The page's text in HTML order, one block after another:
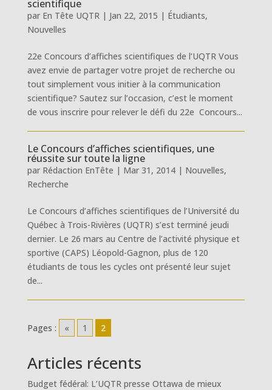
scientifique
par En Tête UQTR| Jan 22, 2015 | Étudiants,
Nouvelles
22e Concours d’affiches scientifiques de l’UQTR Vous
avez envie de partager votre projet de recherche ou
tout simplement vous initier à la communication
scientifique? Sautez sur l’occasion, c’est le moment
de vous inscrire pour relever le défi du 22e Concours...
Le Concours d’affiches scientifiques, une
réussite sur toute la ligne
par Rédaction EnTête | Mar 31, 2014| Nouvelles,
Recherche
Le Concours d’affiches scientifiques de l’Université du
Québec à Trois-Rivières (UQTR) s’est terminé jeudi
dernier. Le 26 mars au Centre de l’activité physique et
sportive (CAPS) Léopold-Gagnon, plus de 120
étudiants de tous les cycles ont présenté leur sujet
de...
Pages : « 1 2
Articles récents
Budget fédéral: L’UQTR presse Ottawa de mieux